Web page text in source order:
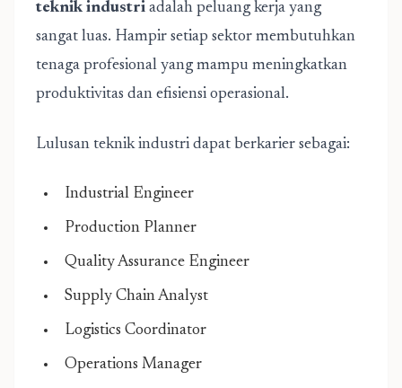
teknik industri adalah peluang kerja yang
sangat luas. Hampir setiap sektor membutuhkan
tenaga profesional yang mampu meningkatkan
produktivitas dan efisiensi operasional.
Lulusan teknik industri dapat berkarier sebagai:
Industrial Engineer
Production Planner
Quality Assurance Engineer
Supply Chain Analyst
Logistics Coordinator
Operations Manager